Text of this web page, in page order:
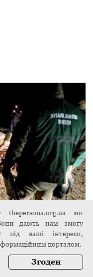
вимог
на 7
thepersona.org.ua ми
дають нам змогу
під ваші інтереси,
порталом.
Згоден